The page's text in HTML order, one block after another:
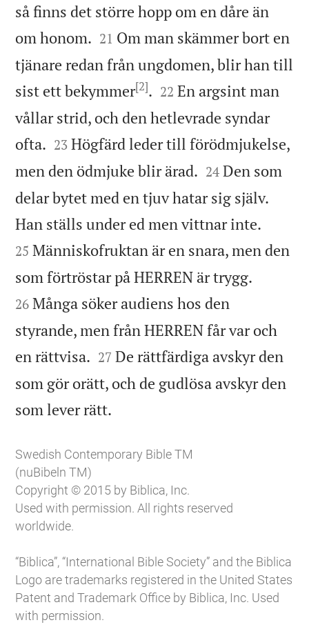
så finns det större hopp om en dåre än
om honom. 

21 Om man skämmer bort en
tjänare redan från ungdomen, blir han till
sist ett bekymmer[2]. 

22 En argsint man
vållar strid, och den hetlevrade syndar
ofta. 

23 Högfärd leder till förödmjukelse,
men den ödmjuke blir ärad. 

24 Den som
delar bytet med en tjuv hatar sig själv.
Han ställs under ed men vittnar inte.
25 Människofruktan är en snara, men den
som förtröstar på HERREN är trygg.
26 Många söker audiens hos den
styrande, men från HERREN får var och
en rättvisa. 

27 De rättfärdiga avskyr den
som gör orätt, och de gudlösa avskyr den
som lever rätt.
Swedish Contemporary Bible TM
(nuBibeln TM)
Copyright © 2015 by Biblica, Inc.
Used with permission. All rights reserved
worldwide.
“Biblica”, “International Bible Society” and the Biblica
Logo are trademarks registered in the United States
Patent and Trademark Office by Biblica, Inc. Used
with permission.